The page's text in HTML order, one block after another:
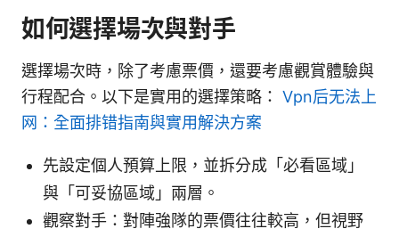
如何選擇場次與對手
選擇場次時，除了考慮票價，還要考慮觀賞體驗與
行程配合。以下是實用的選擇策略： Vpn后无法上
网：全面排错指南與實用解決方案
先設定個人預算上限，並拆分成「必看區域」
與「可妥協區域」兩層。
觀察對手：對陣強隊的票價往往較高，但視野